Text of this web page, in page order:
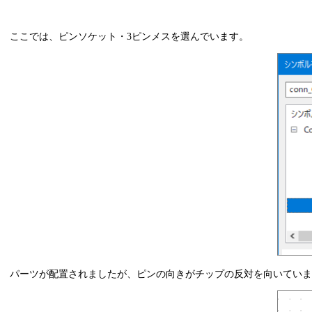
ここでは、ピンソケット・3ピンメスを選んでいます。
パーツが配置されましたが、ピンの向きがチップの反対を向いてい